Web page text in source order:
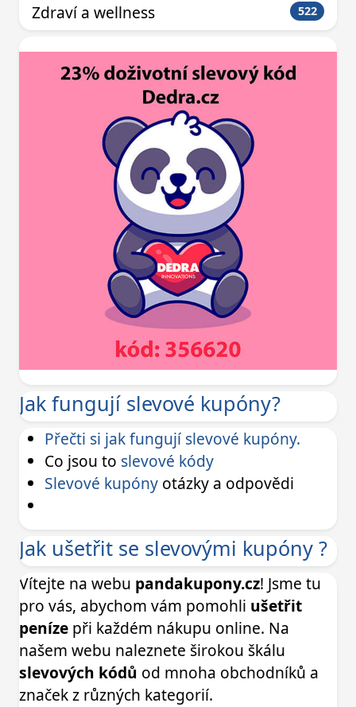
Zdraví a wellness 522
Jak fungují slevové kupóny?
Přečti si jak fungují slevové kupóny.
Co jsou to slevové kódy
Slevové kupóny otázky a odpovědi
Jak ušetřit se slevovými kupóny ?
Vítejte na webu pandakupony.cz! Jsme tu
pro vás, abychom vám pomohli ušetřit
peníze při každém nákupu online. Na
našem webu naleznete širokou škálu
slevových kódů od mnoha obchodníků a
značek z různých kategorií.